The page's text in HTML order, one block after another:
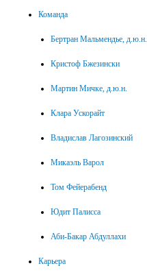
Команда
Бертран Мальмендье, д.ю.н.
Кристоф Бжезински
Мартин Мичке, д.ю.н.
Клара Ускорайт
Владислав Лагозинский
Микаэль Варол
Том Фейерабенд
Юдит Палисса
Аби-Бакар Абдуллахи
Карьера